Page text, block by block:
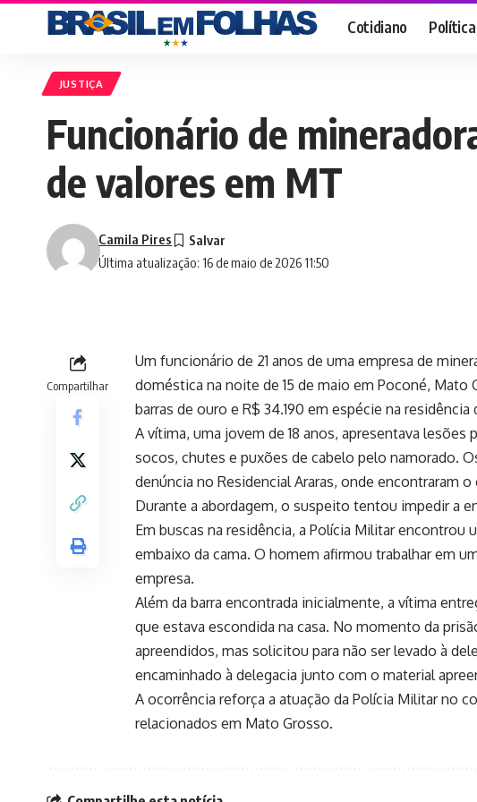
Cotidiano Política
JUSTIÇA
Funcionário de
de valores em MT
Última atualização: 16 de maio de 2026 11:50
Camila Pires
Compartilhar
Um funcionário de 21 anos de uma empresa de
doméstica na noite de 15 de maio em Poconé, Mato
barras de ouro e R$ 34.190 em espécie na
A vítima, uma jovem de 18 anos, apresentava
socos, chutes e puxões de cabelo pelo namorado.
denúncia no Residencial Araras, onde encontraram
Durante a abordagem, o suspeito tentou impedir a
Em buscas na residência, a Polícia Militar encontrou
embaixo da cama. O homem afirmou trabalhar em
empresa.
Além da barra encontrada inicialmente, a vítima
que estava escondida na casa. No momento da
apreendidos, mas solicitou para não ser levado à
encaminhado à delegacia junto com o material
A ocorrência reforça a atuação da Polícia Militar no
relacionados em Mato Grosso.